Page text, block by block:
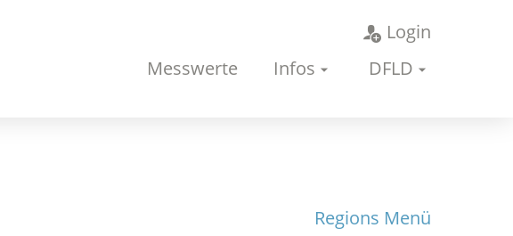
Messwerte Infos DFLD
Login
Regions Menü